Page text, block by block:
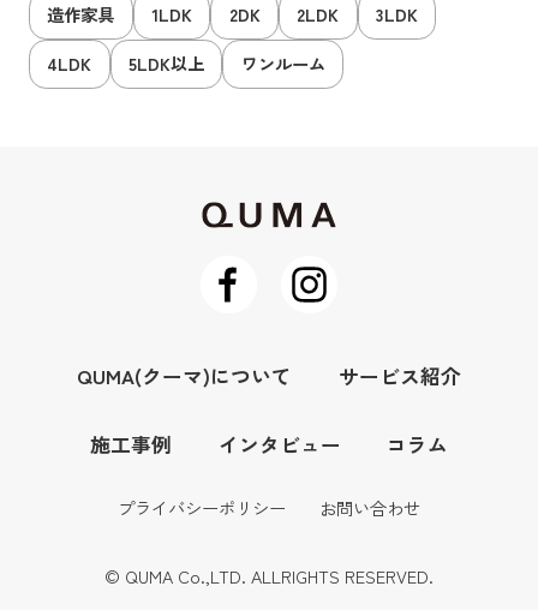
造作家具
1LDK 2DK 2LDK
3LDK
4LDK
5LDK以上 ワンルーム
QUMA(クーマ)について サービス紹介
施工事例 インタビュー コラム
プライバシーポリシー お問い合わせ
© QUMA Co.,LTD. ALLRIGHTS RESERVED.